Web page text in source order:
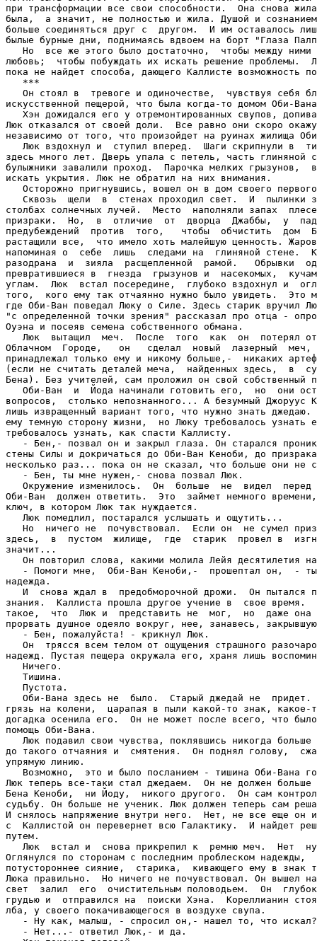
при трансформации все свои способности.  Она снова
была,  а значит, не полностью и жила. Душой и
больше соединяться друг с  другом.  И им оставалось
былые бурные дни, поднимаясь вдвоем на борт "Глаза
Но  все же этого было достаточно,  чтобы между ними
любовь;  чтобы побуждать их искать решение проблемы.
пока не найдет способа, дающего Каллисте возможность
   ***
Он стоял в  тревоге и одиночестве,  чувствуя себя
искусственной пещерой, что была когда-то домом Оби-
Хэн дожидался его у отремонтированных свупов,
Люк отказался от своей доли.  Все равно они скоро
независимо от того, что произойдет на руинах жилища
Люк вздохнул и  ступил вперед.  Шаги скрипнули в
здесь много лет. Дверь упала с петель, часть глиняной
булыжники завалили проход.  Парочка мелких грызунов,
искать укрытия. Люк не обратил на них внимания.
Осторожно пригнувшись, вошел он в дом своего
Сквозь  щели  в  стенах проходил свет.  И  пылинки
столбах солнечных лучей.  Место  наполняли запах
призраки.  Но,  в  отличие  от  дворца  Джаббы,  у
предубеждений  против  того,   чтобы  обчистить  дом
растащили все,  что имело хоть малейшую ценность.
напоминая о  себе  лишь  следами на  глиняной стене.
разодрана  и  зияла  расщепленной  рамой.   Обрывки
превратившиеся в  гнезда  грызунов и  насекомых,
углам.  Люк  встал посередине,  глубоко вздохнул и
того,  кого ему так отчаянно нужно было увидеть.  Это
где Оби-Ван поведал Люку о Силе. Здесь старик вручил
"с определенной точки зрения" рассказал про отца -
Оуэна и посеяв семена собственного обмана.
Люк  вытащил  меч.  После  того  как  он  потерял
Облачном  Городе,   он   сделал  новый  лазерный  меч,
принадлежал только ему и никому больше,-  никаких
(если не считать деталей меча,  найденных здесь,  в
Бена). Без учителей, сам проложил он свой собственный
Оби-Ван  и  Йода начинали готовить его,  но  они
вопросов,  столько непознанного... А безумный Джоруус
лишь извращенный вариант того, что нужно знать джедаю.
ему темную сторону жизни,  но Люку требовалось узнать
требовалось узнать, как спасти Каллисту.
- Бен,- позвал он и закрыл глаза. Он старался
стены Силы и докричаться до Оби-Ван Кеноби, до
несколько раз... пока он не сказал, что больше они не
   - Бен, ты мне нужен,- снова позвал Люк.
Окружение изменилось.  Он  больше  не  видел  перед
Оби-Ван  должен ответить.  Это  займет немного
ключ, в котором Люк так нуждается.
   Люк помедлил, постарался услышать и ощутить...
Но  ничего не  почувствовал.  Если он  не сумел
здесь,  в  пустом  жилище,  где  старик  провел в
значит...
Он повторил слова, какими молила Лейя десятилетия
- Помоги мне,  Оби-Ван Кеноби,-  прошептал он,  -
надежда.
И  снова ждал в  предобморочной дрожи.  Он пытался
знания.  Каллиста прошла другое учение в  свое время.
такое,  что  Люк и  представить не  мог,  но  даже она
прорвать душное одеяло вокруг, нее, занавесь,
   - Бен, пожалуйста! - крикнул Люк.
Он  трясся всем телом от ощущения страшного
надежд. Пустая пещера окружала его, храня лишь
   Ничего.
   Тишина.
   Пустота.
Оби-Вана здесь не  было.  Старый джедай не  придет.
грязь на колени,  царапая в пыли какой-то знак, какое-
догадка осенила его.  Он не может после всего, что
помощь Оби-Вана.
Люк подавил свои чувства, поклявшись никогда больше
до такого отчаяния и  смятения.  Он поднял голову,
упрямую линию.
Возможно,  это и было посланием - тишина Оби-Вана
Люк теперь все-таки стал джедаем.  Он не должен больше
Бена Кеноби,  ни Йоду,  никого другого.  Он сам
судьбу. Он больше не ученик. Люк должен теперь сам
И снялось напряжение внутри него.  Нет, не все еще он
с  Каллистой он перевернет всю Галактику.  И найдет
путем.
Люк  встал и  снова прикрепил к  ремню меч.  Нет
Оглянулся по сторонам с последним проблеском надежды,
потустороннее сияние,  старика,  кивающего ему в знак
Люка правильно.  Но ничего не почувствовал. Он вышел
свет  залил  его  очистительным половодьем.  Он
грудью и  отправился на  поиски Хэна.  Кореллианин
лба, у своего покачивающегося в воздухе свупа.
   - Ну как, малыш, - спросил он,- нашел то, что искал?
   - Нет...- ответил Люк,- и да.